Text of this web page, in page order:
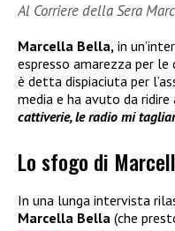
Al Corriere della Sera
Marcella Bella, in
espresso amarezza per
è detta dispiaciuta per
media e ha avuto da ridire
cattiverie, le radio mi
Lo sfogo di
In una lunga intervista
Marcella Bella (che